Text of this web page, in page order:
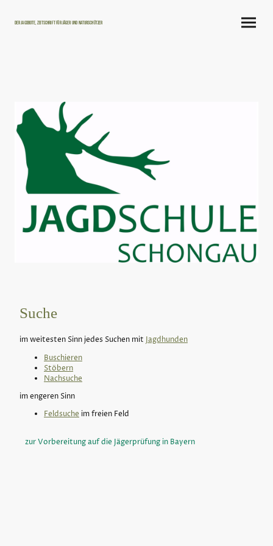
Der Jagdbote, Zeitschrift für Jäger und Naturschützer
Suche
im weitesten Sinn jedes Suchen mit Jagdhunden
Buschieren
Stöbern
Nachsuche
im engeren Sinn
Feldsuche im freien Feld
zur Vorbereitung auf die Jägerprüfung in Bayern